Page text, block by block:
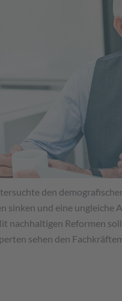
den
sinken und eine
Reformen
sehen den